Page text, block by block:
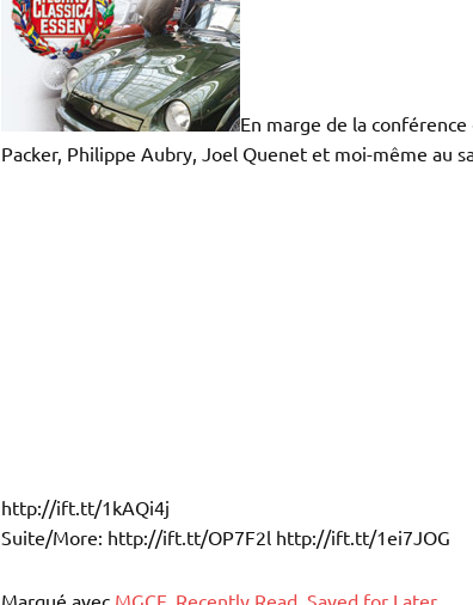
En marge de la conférence
Packer, Philippe Aubry, Joel Quenet et moi-même au
http://ift.tt/1kAQi4j
Suite/More: http://ift.tt/OP7F2l http://ift.tt/1ei7JOG